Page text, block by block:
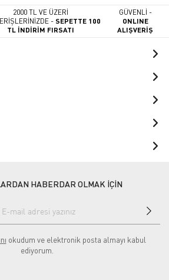
2000 TL VE ÜZERİ
-SEPETTE 100
TL İNDİRİM FIRSATI
GÜVENLİ -
ONLINE
ALIŞVERİŞ
HABERDAR OLMAK İÇİN
okudum ve elektronik posta almayı kabul
ediyorum.